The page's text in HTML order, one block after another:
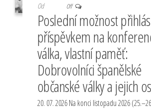
Od Off
Poslední možnost
příspěvkem na
válka, vlastní paměť:
Dobrovolníci španělské
občanské války a jejich
20. 07. 2026 Na konci listopadu 2026